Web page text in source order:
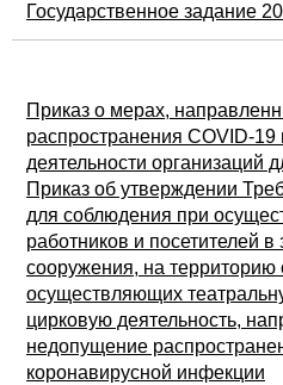
Государственное задание
Приказ о мерах,
распространения COVID-
деятельности организаций
Приказ об утверждении
для соблюдения при
работников и посетителей в
сооружения, на территорию
осуществляющих
цирковую деятельность,
недопущение
коронавирусной инфекции